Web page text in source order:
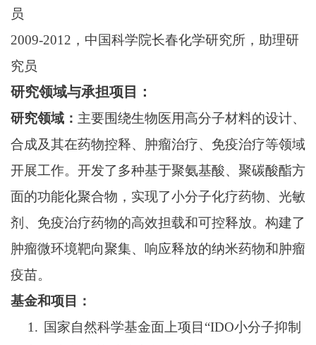
员
2009-2012 ，中国科学院长春化学研究所，助理研
究员
研究领域与承担项目：
研究领域： 主要围绕生物医用高分子材料的设计、
合成及其在药物控释、肿瘤治疗、免疫治疗等领域
开展工作。开发了多种基于聚氨基酸、聚碳酸酯方
面的功能化聚合物，实现了小分子化疗药物、光敏
剂、免疫治疗药物的高效担载和可控释放。构建了
肿瘤微环境靶向聚集、响应释放的纳米药物和肿瘤
疫苗。
基金和项目：
1. 国家自然科学基金面上项目“IDO小分子抑制